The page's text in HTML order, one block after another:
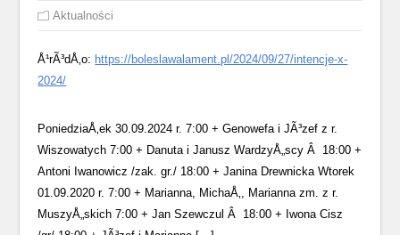
Aktualności
Å¹rÃ³dÅ‚o: https://boleslawalament.pl/2024/09/27/intencje-x-
2024/
PoniedziaÅ‚ek 30.09.2024 r. 7:00 + Genowefa i JÃ³zef z r.
Wiszowatych 7:00 + Danuta i Janusz WardzyÅ„scy Â 18:00 +
Antoni Iwanowicz /zak. gr./ 18:00 + Janina Drewnicka Wtorek
01.09.2020 r. 7:00 + Marianna, MichaÅ‚, Marianna zm. z r.
MuszyÅ„skich 7:00 + Jan Szewczul Â 18:00 + Iwona Cisz